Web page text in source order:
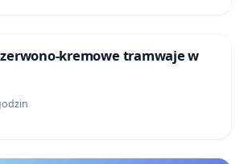
kremowe tramwaje w